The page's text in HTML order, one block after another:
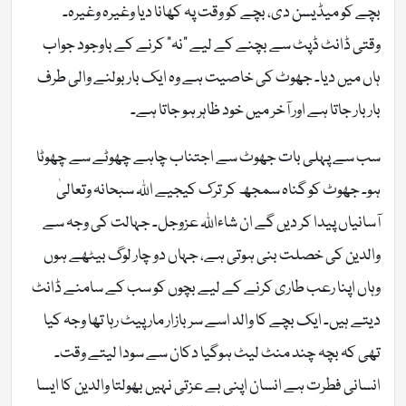
بچے کو میڈیسن دی، بچے کو وقت پہ کھانا دیا وغیرہ وغیرہ۔
وقتی ڈانٹ ڈپٹ سے بچنے کے لیے “نہ” کرنے کے باوجود جواب
ہاں میں دیا۔ جھوٹ کی خاصیت ہے وہ ایک بار بولنے والی طرف
بار بار جاتا ہے اور آخر میں خود ظاہر ہو جاتا ہے۔
سب سے پہلی بات جھوٹ سے اجتناب چاہے چھوٹے سے چھوٹا
ہو۔ جھوٹ کو گناہ سمجھ کر ترک کیجیے اللہ سبحانہ وتعالیٰ
آسانیاں پیدا کر دیں گے ان شاءاللہ عزوجل۔ جہالت کی وجہ سے
والدین کی خصلت بنی ہوتی ہے، جہاں دو چار لوگ بیٹھے ہوں
وہاں اپنا رعب طاری کرنے کے لیے بچوں کو سب کے سامنے ڈانٹ
دیتے ہیں۔ ایک بچے کا والد اسے سر بازار مار پیٹ رہا تھا وجہ کیا
تھی کہ بچہ چند منٹ لیٹ ہوگیا دکان سے سودا لیتے وقت۔
انسانی فطرت ہے انسان اپنی بے عزتی نہیں بھولتا والدین کا ایسا